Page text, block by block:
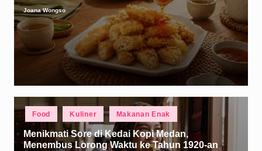
Posted
by
Joana Wongso
Posted
Food Kuliner Makanan Enak
Menikmati Sore di Kedai Kopi Medan,
Menembus Lorong Waktu ke Tahun 1920-an